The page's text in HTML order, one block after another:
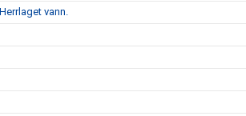
vann.